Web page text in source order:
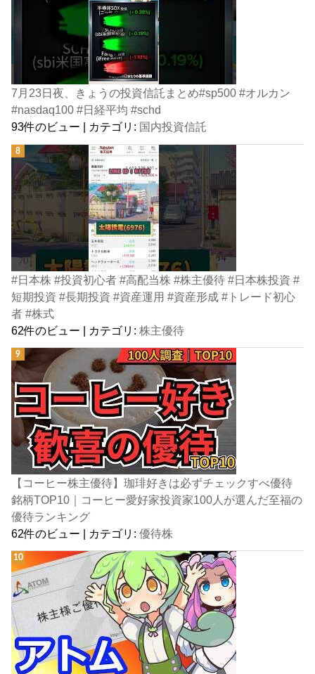
7月23日夜、きょうの投資信託まとめ#sp500 #オルカン
#nasdaq100 #日経平均 #schd
93件のビュー | カテゴリ: 国内投資信託
#日本株 #投資初心者 #高配当株 #株主優待 #日本株投資 #
短期投資 #長期投資 #資産運用 #資産形成 #トレード初心
者 #株式
62件のビュー | カテゴリ:株主優待
【コーヒー株主優待】珈琲好きは必ずチェックすべ優待
銘柄TOP10｜コーヒー愛好家投資家100人が選んだ至福の
優待ランキング
62件のビュー | カテゴリ:優待株